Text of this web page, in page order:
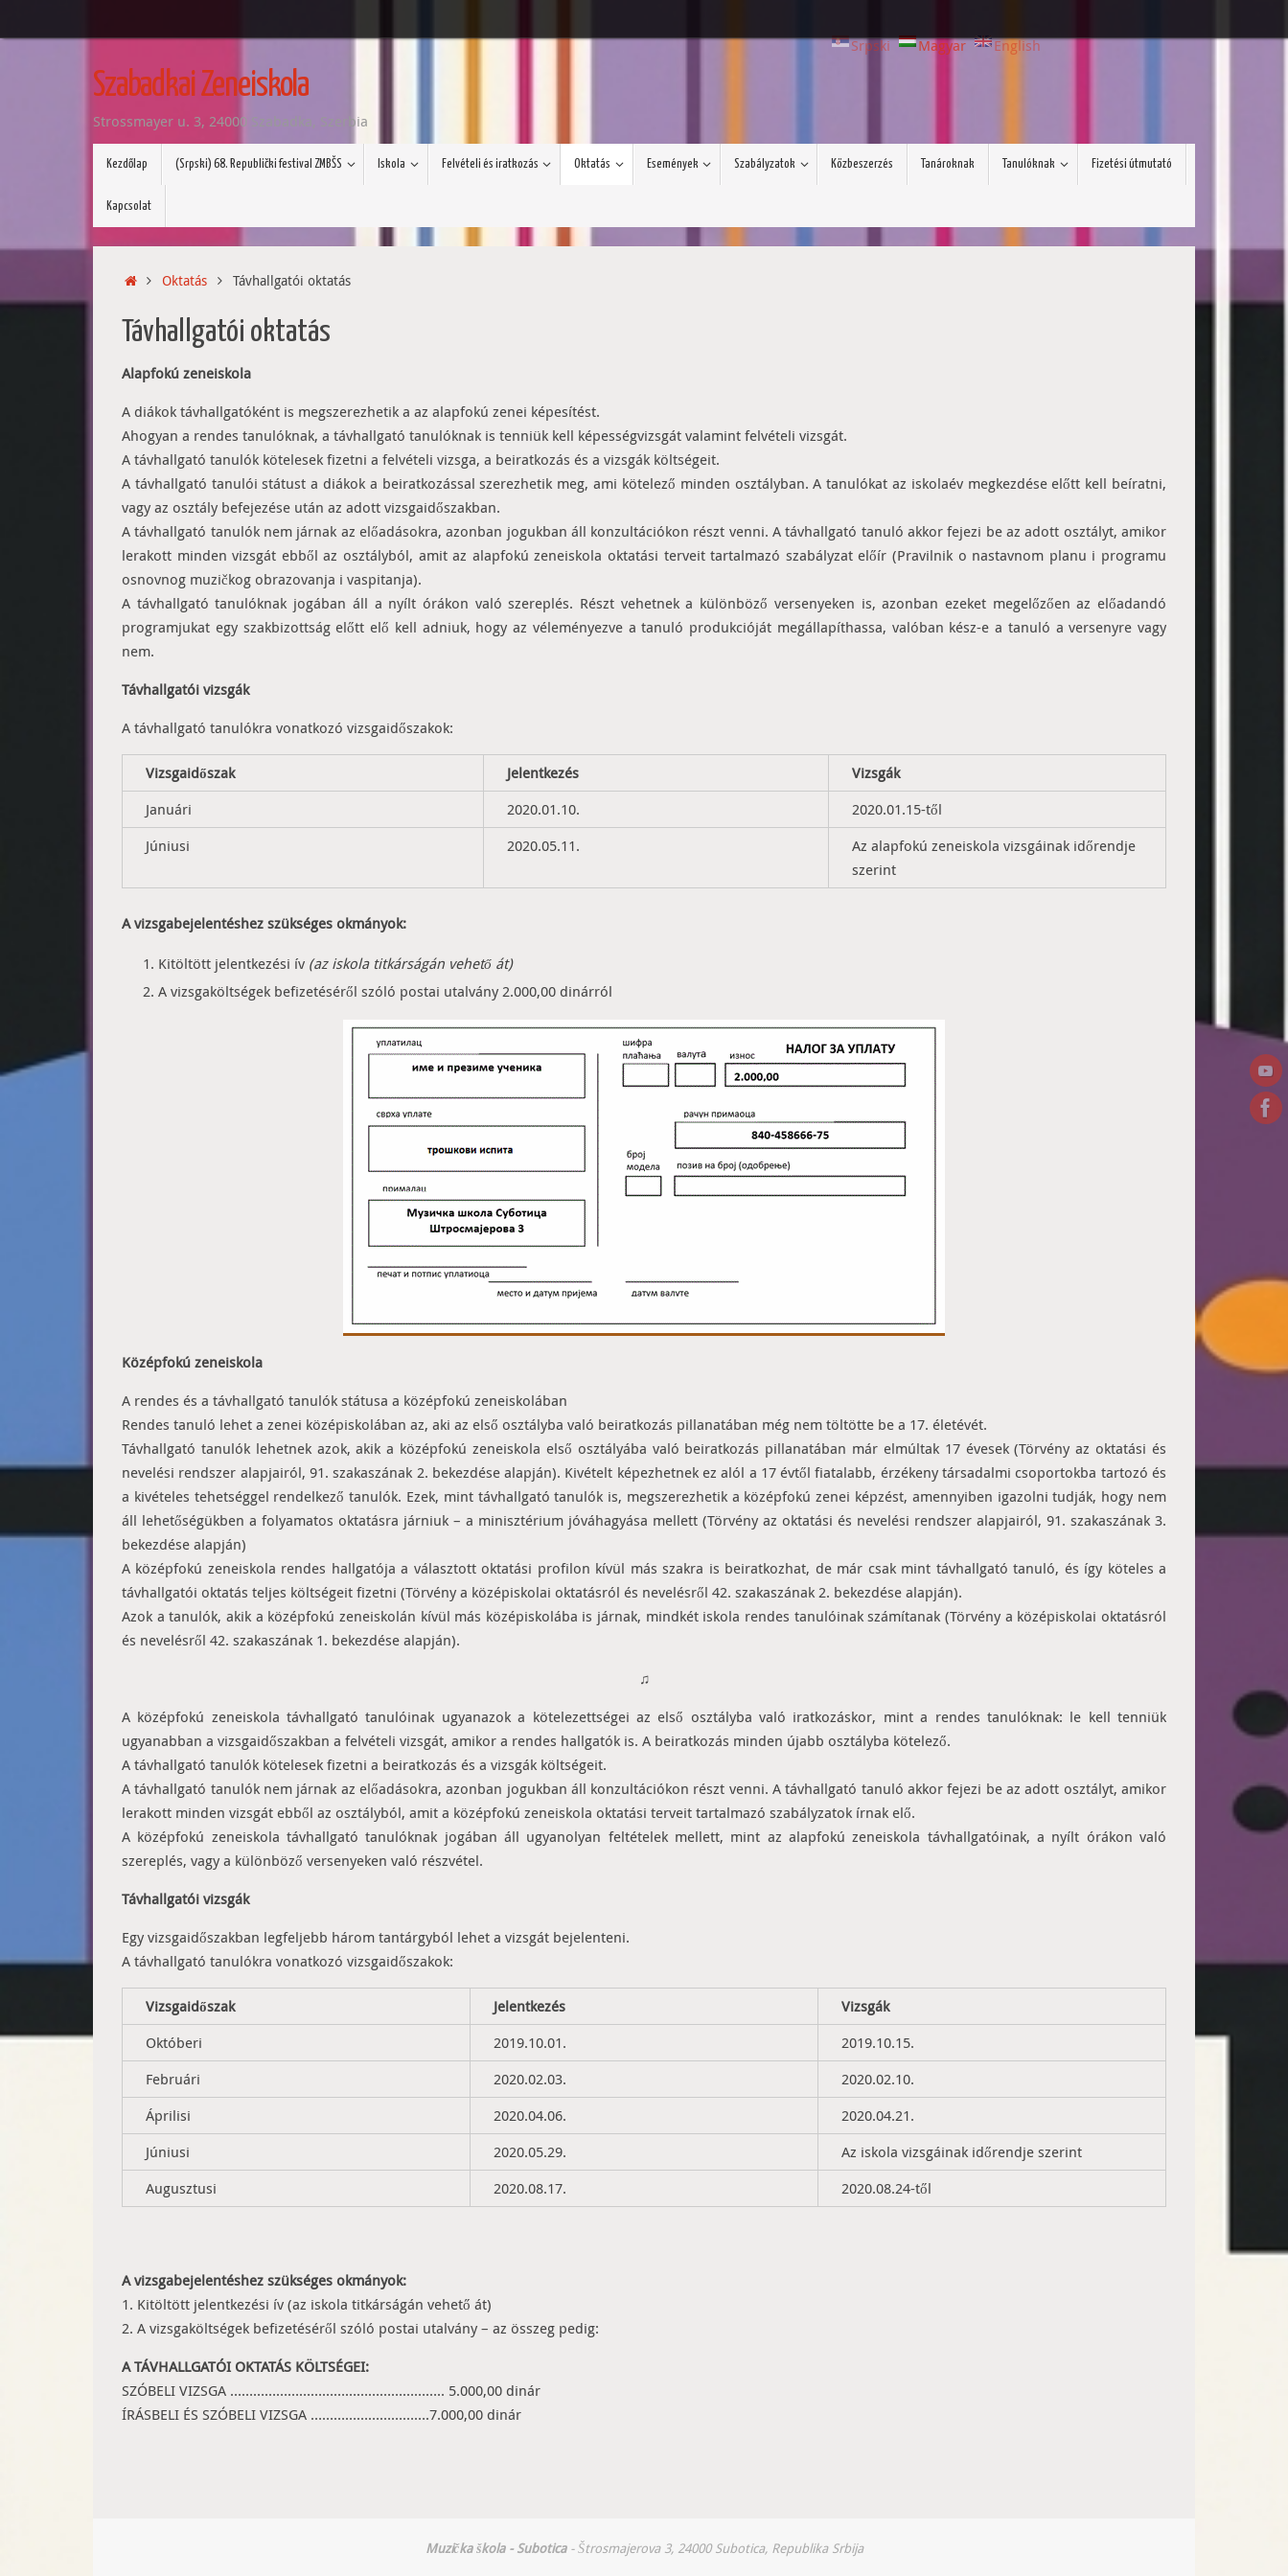
Tovább
Szabadkai Zeneiskola
Strossmayer u. 3, 24000 Szabadka, Szerbia
Srpski Magyar English
Kezdőlap (Srpski) 68. Republički festival ZMBŠS Iskola Felvételi és iratkozás Oktatás Események Szabályzatok Közbeszerzés Tanároknak Tanulóknak Fizetési útmutató
Kapcsolat
HomeOktatás Távhallgatói oktatás
Távhallgatói oktatás
Alapfokú zeneiskola
A diákok távhallgatóként is megszerezhetik a az alapfokú zenei képesítést.
Ahogyan a rendes tanulóknak, a távhallgató tanulóknak is tenniük kell képességvizsgát valamint felvételi vizsgát.
A távhallgató tanulók kötelesek fizetni a felvételi vizsga, a beiratkozás és a vizsgák költségeit.
A távhallgató tanulói státust a diákok a beiratkozással szerezhetik meg, ami kötelező minden osztályban. A tanulókat az iskolaév megkezdése előtt kell beíratni,
vagy az osztály befejezése után az adott vizsgaidőszakban.
A távhallgató tanulók nem járnak az előadásokra, azonban jogukban áll konzultációkon részt venni. A távhallgató tanuló akkor fejezi be az adott osztályt, amikor
lerakott minden vizsgát ebből az osztályból, amit az alapfokú zeneiskola oktatási terveit tartalmazó szabályzat előír (Pravilnik o nastavnom planu i programu
osnovnog muzičkog obrazovanja i vaspitanja).
A távhallgató tanulóknak jogában áll a nyílt órákon való szereplés. Részt vehetnek a különböző versenyeken is, azonban ezeket megelőzően az előadandó
programjukat egy szakbizottság előtt elő kell adniuk, hogy az véleményezve a tanuló produkcióját megállapíthassa, valóban kész-e a tanuló a versenyre vagy
nem.
Távhallgatói vizsgák
A távhallgató tanulókra vonatkozó vizsgaidőszakok:
Vizsgaidőszak Jelentkezés
Vizsgák
Januári
2020.01.10.
2020.01.15-től
Júniusi
2020.05.11.
Az alapfokú zeneiskola vizsgáinak időrendje
szerint
A vizsgabejelentéshez szükséges okmányok:
Kitöltött jelentkezési ív (az iskola titkárságán vehető át)
A vizsgaköltségek befizetéséről szóló postai utalvány 2.000,00 dinárról
Középfokú zeneiskola
A rendes és a távhallgató tanulók státusa a középfokú zeneiskolában
Rendes tanuló lehet a zenei középiskolában az, aki az első osztályba való beiratkozás pillanatában még nem töltötte be a 17. életévét.
Távhallgató tanulók lehetnek azok, akik a középfokú zeneiskola első osztályába való beiratkozás pillanatában már elmúltak 17 évesek (Törvény az oktatási és
nevelési rendszer alapjairól, 91. szakaszának 2. bekezdése alapján). Kivételt képezhetnek ez alól a 17 évtől fiatalabb, érzékeny társadalmi csoportokba tartozó és
a kivételes tehetséggel rendelkező tanulók. Ezek, mint távhallgató tanulók is, megszerezhetik a középfokú zenei képzést, amennyiben igazolni tudják, hogy nem
áll lehetőségükben a folyamatos oktatásra járniuk – a minisztérium jóváhagyása mellett (Törvény az oktatási és nevelési rendszer alapjairól, 91. szakaszának 3.
bekezdése alapján)
A középfokú zeneiskola rendes hallgatója a választott oktatási profilon kívül más szakra is beiratkozhat, de már csak mint távhallgató tanuló, és így köteles a
távhallgatói oktatás teljes költségeit fizetni (Törvény a középiskolai oktatásról és nevelésről 42. szakaszának 2. bekezdése alapján).
Azok a tanulók, akik a középfokú zeneiskolán kívül más középiskolába is járnak, mindkét iskola rendes tanulóinak számítanak (Törvény a középiskolai oktatásról
és nevelésről 42. szakaszának 1. bekezdése alapján).
♫
A középfokú zeneiskola távhallgató tanulóinak ugyanazok a kötelezettségei az első osztályba való iratkozáskor, mint a rendes tanulóknak: le kell tenniük
ugyanabban a vizsgaidőszakban a felvételi vizsgát, amikor a rendes hallgatók is. A beiratkozás minden újabb osztályba kötelező.
A távhallgató tanulók kötelesek fizetni a beiratkozás és a vizsgák költségeit.
A távhallgató tanulók nem járnak az előadásokra, azonban jogukban áll konzultációkon részt venni. A távhallgató tanuló akkor fejezi be az adott osztályt, amikor
lerakott minden vizsgát ebből az osztályból, amit a középfokú zeneiskola oktatási terveit tartalmazó szabályzatok írnak elő.
A középfokú zeneiskola távhallgató tanulóknak jogában áll ugyanolyan feltételek mellett, mint az alapfokú zeneiskola távhallgatóinak, a nyílt órákon való
szereplés, vagy a különböző versenyeken való részvétel.
Távhallgatói vizsgák
Egy vizsgaidőszakban legfeljebb három tantárgyból lehet a vizsgát bejelenteni.
A távhallgató tanulókra vonatkozó vizsgaidőszakok:
Vizsgaidőszak Jelentkezés
Vizsgák
Októberi
2019.10.01.
2019.10.15.
Februári
2020.02.03.
2020.02.10.
Áprilisi
2020.04.06.
2020.04.21.
Júniusi
2020.05.29.
Az iskola vizsgáinak időrendje szerint
Augusztusi
2020.08.17. 2020.08.24-től
A vizsgabejelentéshez szükséges okmányok:
1. Kitöltött jelentkezési ív (az iskola titkárságán vehető át)
2. A vizsgaköltségek befizetéséről szóló postai utalvány – az összeg pedig:
A TÁVHALLGATÓI OKTATÁS KÖLTSÉGEI:
SZÓBELI VIZSGA ……………………………………………….. 5.000,00 dinár
ÍRÁSBELI ÉS SZÓBELI VIZSGA ………………………….7.000,00 dinár
Muzička škola - Subotica - Štrosmajerova 3, 24000 Subotica, Republika Srbija